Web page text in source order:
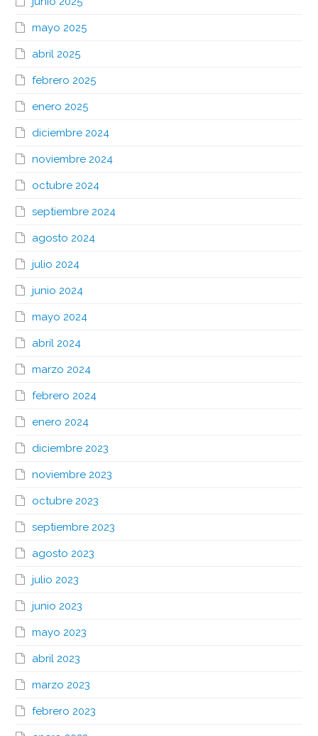
mayo 2025
abril 2025
febrero 2025
enero 2025
diciembre 2024
noviembre 2024
octubre 2024
septiembre 2024
agosto 2024
julio 2024
junio 2024
mayo 2024
abril 2024
marzo 2024
febrero 2024
enero 2024
diciembre 2023
noviembre 2023
octubre 2023
septiembre 2023
agosto 2023
julio 2023
junio 2023
mayo 2023
abril 2023
marzo 2023
febrero 2023